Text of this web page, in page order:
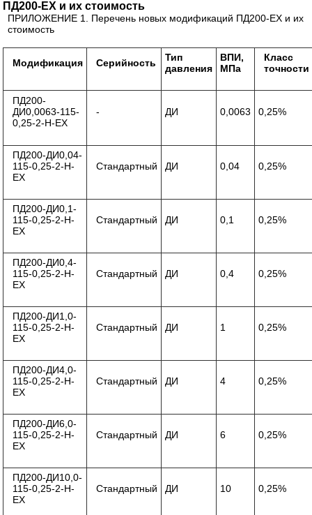
ПД200-ЕХ и их стоимость
ПРИЛОЖЕНИЕ 1. Перечень новых модификаций ПД200-ЕХ и их
стоимость
Модификация Серийность
Тип
давления
ВПИ,
МПа
Класс
точности
ПД200-
ДИ0,0063-115-
0,25-2-Н-ЕХ
- ДИ 0,0063 0,25%
ПД200-ДИ0,04-
115-0,25-2-Н-
ЕХ
Стандартный ДИ 0,04 0,25%
ПД200-ДИ0,1-
115-0,25-2-Н-
ЕХ
Стандартный ДИ 0,1 0,25%
ПД200-ДИ0,4-
115-0,25-2-Н-
ЕХ
Стандартный ДИ 0,4 0,25%
ПД200-ДИ1,0-
115-0,25-2-Н-
ЕХ
Стандартный ДИ 1 0,25%
ПД200-ДИ4,0-
115-0,25-2-Н-
ЕХ
Стандартный ДИ 4 0,25%
ПД200-ДИ6,0-
115-0,25-2-Н-
ЕХ
Стандартный ДИ 6 0,25%
ПД200-ДИ10,0-
115-0,25-2-Н-
ЕХ
Стандартный ДИ 10 0,25%